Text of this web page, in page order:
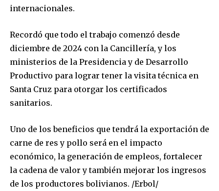
Join our community of
SUBSCRIBERS and be part of the
conversation.
or click the subscribe button below. Don't worry, we respect
your privacy and won't spam your inbox. Your information is
safe with us.
internacionales.
Recordó que todo el trabajo comenzó desde
diciembre de 2024 con la Cancillería, y los
ministerios de la Presidencia y de Desarrollo
Productivo para lograr tener la visita técnica en
Santa Cruz para otorgar los certificados
sanitarios.
Uno de los beneficios que tendrá la exportación de
carne de res y pollo será en el impacto
económico, la generación de empleos, fortalecer
la cadena de valor y también mejorar los ingresos
de los productores bolivianos. /Erbol/